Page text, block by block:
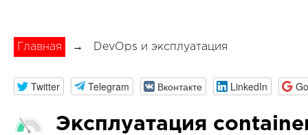
Главная → DevOps и эксплуатация
Twitter Telegram Вконтакте LinkedIn
Эксплуатация